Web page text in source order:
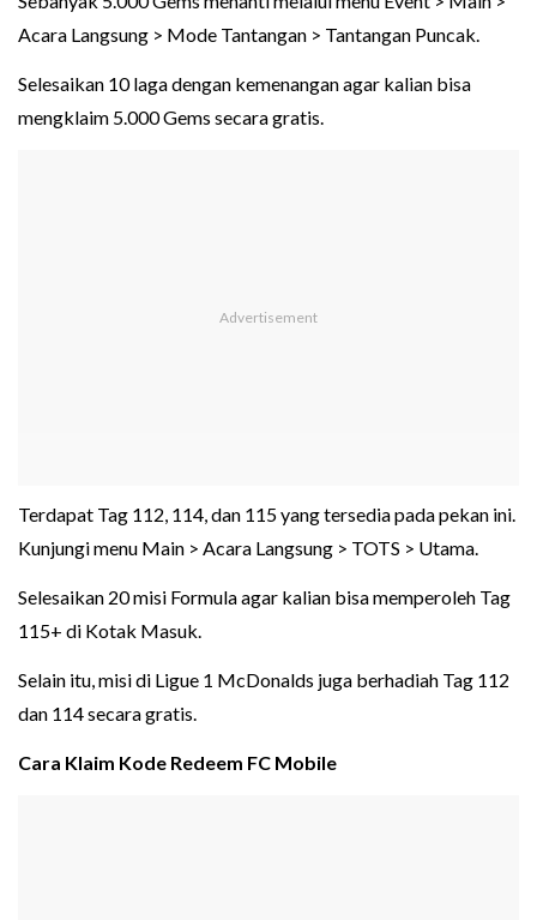
Acara Langsung > Mode Tantangan > Tantangan Puncak.
Selesaikan 10 laga dengan kemenangan agar kalian bisa
mengklaim 5.000 Gems secara gratis.
Terdapat Tag 112, 114, dan 115 yang tersedia pada pekan ini.
Kunjungi menu Main > Acara Langsung > TOTS > Utama.
Selesaikan 20 misi Formula agar kalian bisa memperoleh Tag
115+ di Kotak Masuk.
Selain itu, misi di Ligue 1 McDonalds juga berhadiah Tag 112
dan 114 secara gratis.
Cara Klaim Kode Redeem FC Mobile